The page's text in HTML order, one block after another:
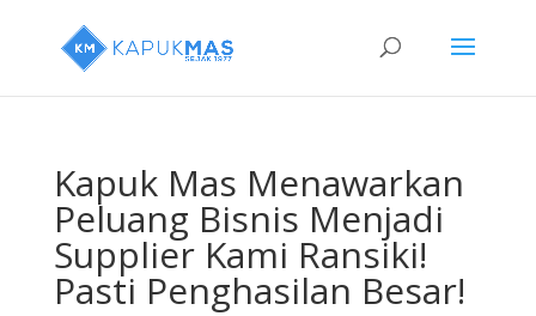
Kapuk Mas Menawarkan
Peluang Bisnis Menjadi
Supplier Kami Ransiki!
Pasti Penghasilan Besar!